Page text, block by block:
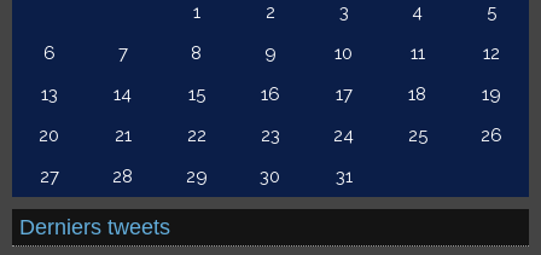
1
2 3 4
5
6
7 8 9 10 11
12
13
14 15 16 17 18
19
20
21 22 23 24 25
26
27
28 29 30 31
Derniers tweets